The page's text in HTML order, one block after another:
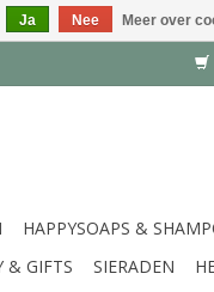
HAPPYSOAPS &
& GIFTS SIERADEN
Ja Nee Meer over